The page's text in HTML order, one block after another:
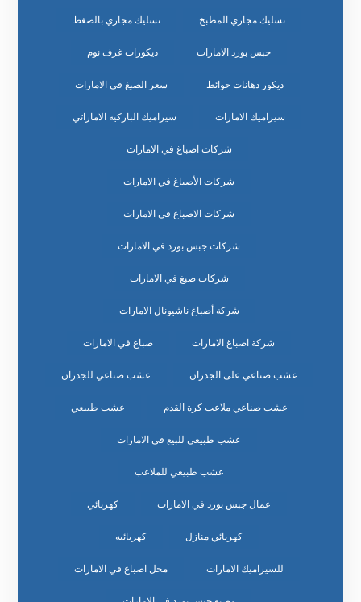
تسليك مجاري المطبخ تسليك مجاري بالضغط
جبس بورد الامارات ديكورات غرف نوم
ديكور دهانات حوائط سعر الصبغ في الامارات
سيراميك الامارات سيراميك الباركيه الاماراتي
شركات اصباغ في الامارات
شركات الأصباغ في الامارات
شركات الاصباغ في الامارات
شركات جبس بورد في الامارات
شركات صبغ في الامارات
شركة أصباغ ناشيونال الامارات
شركة اصباغ الامارات صباغ في الامارات
عشب صناعي على الجدران عشب صناعي للجدران
عشب صناعي ملاعب كرة القدم عشب طبيعي
عشب طبيعي للبيع في الامارات
عشب طبيعي للملاعب
عمال جبس بورد في الامارات كهربائي
كهربائي منازل كهربائيه
للسيراميك الامارات محل اصباغ في الامارات